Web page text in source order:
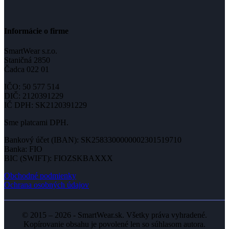
Informácie o firme
SmartWear s.r.o.
Staničná 2850
Čadca 022 01
IČO: 50 577 514
DIČ: 2120391229
IČ DPH: SK2120391229
Sme platcami DPH.
Bankový účet (IBAN): SK2583300000002301519710
Banka: FIO
BIC (SWIFT): FIOZSKBAXXX
Obchodné podmienky
Ochrana osobných údajov
© 2015 – 2026 - SmartWear.sk. Všetky práva vyhradené.
Kopírovanie obsahu je povolené len so súhlasom autora.